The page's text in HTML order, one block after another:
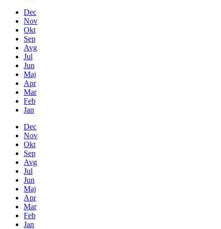
Dec
Nov
Okt
Sep
Avg
Jul
Jun
Maj
Apr
Mar
Feb
Jan
Dec
Nov
Okt
Sep
Avg
Jul
Jun
Maj
Apr
Mar
Feb
Jan